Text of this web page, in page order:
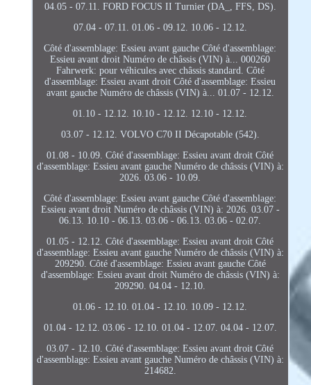
04.05 - 07.11. FORD FOCUS II Turnier (DA_, FFS, DS).
07.04 - 07.11. 01.06 - 09.12. 10.06 - 12.12.
Côté d'assemblage: Essieu avant gauche Côté d'assemblage:
Essieu avant droit Numéro de châssis (VIN) à... 000260
Fahrwerk: pour véhicules avec châssis standard. Côté
d'assemblage: Essieu avant droit Côté d'assemblage: Essieu
avant gauche Numéro de châssis (VIN) à... 01.07 - 12.12.
01.10 - 12.12. 10.10 - 12.12. 12.10 - 12.12.
03.07 - 12.12. VOLVO C70 II Décapotable (542).
01.08 - 10.09. Côté d'assemblage: Essieu avant droit Côté
d'assemblage: Essieu avant gauche Numéro de châssis (VIN) à:
2026. 03.06 - 10.09.
Côté d'assemblage: Essieu avant gauche Côté d'assemblage:
Essieu avant droit Numéro de châssis (VIN) à: 2026. 03.07 -
06.13. 10.10 - 06.13. 03.06 - 06.13. 03.06 - 02.07.
01.05 - 12.12. Côté d'assemblage: Essieu avant droit Côté
d'assemblage: Essieu avant gauche Numéro de châssis (VIN) à:
209290. Côté d'assemblage: Essieu avant gauche Côté
d'assemblage: Essieu avant droit Numéro de châssis (VIN) à:
209290. 04.04 - 12.10.
01.06 - 12.10. 01.04 - 12.10. 10.09 - 12.12.
01.04 - 12.12. 03.06 - 12.10. 01.04 - 12.07. 04.04 - 12.07.
03.07 - 12.10. Côté d'assemblage: Essieu avant droit Côté
d'assemblage: Essieu avant gauche Numéro de châssis (VIN) à:
214682.